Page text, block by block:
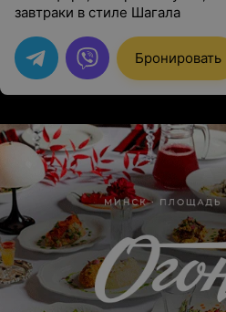
завтраки в стиле Шагала
Бронировать